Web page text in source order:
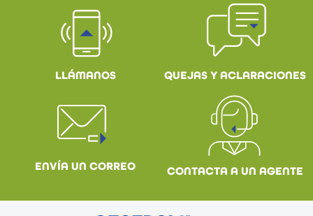
LLÁMANOS QUEJAS Y ACLARACIONES
ENVÍA UN CORREO CONTACTA A UN AGENTE